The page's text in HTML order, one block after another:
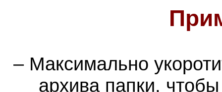
– Максимально
архива папки,